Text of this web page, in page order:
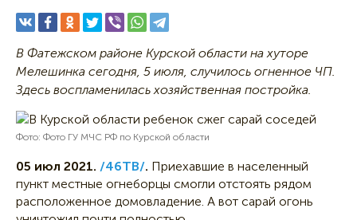
В Фатежском районе Курской области на хуторе
Мелешинка сегодня, 5 июля, случилось огненное ЧП.
Здесь воспламенилась хозяйственная постройка.
Фото: Фото ГУ МЧС РФ по Курской области
05 июл 2021. /46ТВ/. Приехавшие в населенный
пункт местные огнеборцы смогли отстоять рядом
расположенное домовладение. А вот сарай огонь